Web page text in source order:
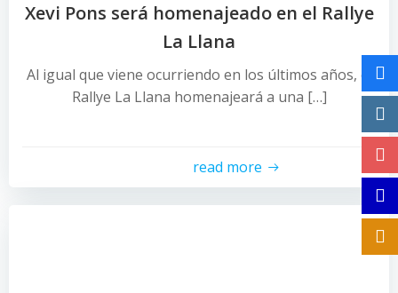
Xevi Pons será homenajeado en el Rallye
La Llana
Al igual que viene ocurriendo en los últimos años, el
Rallye La Llana homenajeará a una […]
read more